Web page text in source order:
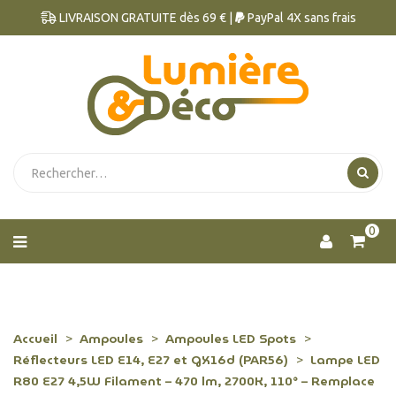
LIVRAISON GRATUITE dès 69 € | PayPal 4X sans frais
0
Accueil Ampoules
Ampoules LED Spots
Réflecteurs LED E14, E27 et GX16d (PAR56)
Lampe LED
R80 E27 4,5W Filament – 470 lm, 2700K, 110° – Remplace